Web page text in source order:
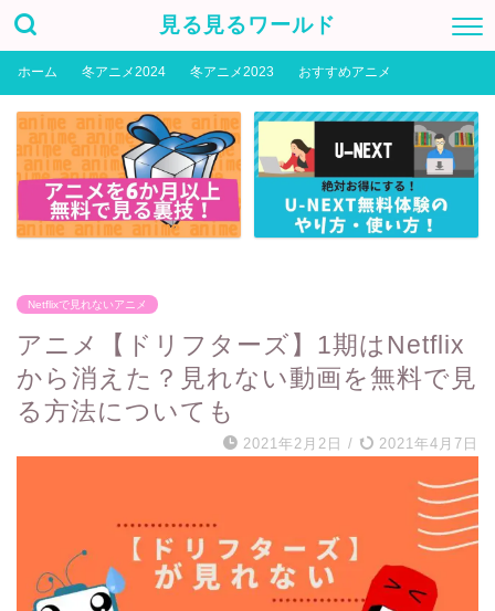
見る見るワールド
ホーム 冬アニメ2024 冬アニメ2023 おすすめアニメ
Netflixで見れないアニメ
アニメ【ドリフターズ】1期はNetflix
から消えた？見れない動画を無料で見
る方法についても
2021年2月2日 / 2021年4月7日